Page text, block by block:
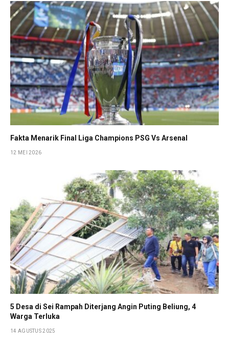
Fakta Menarik Final Liga Champions PSG Vs Arsenal
12 MEI 2026
5 Desa di Sei Rampah Diterjang Angin Puting Beliung, 4
Warga Terluka
14 AGUSTUS 2025